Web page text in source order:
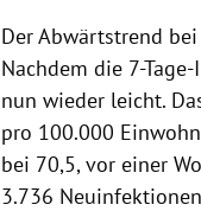
Der Abwärtstrend
Nachdem die 7-
nun wieder leicht.
pro 100.000
bei 70,5, vor einer
3.736